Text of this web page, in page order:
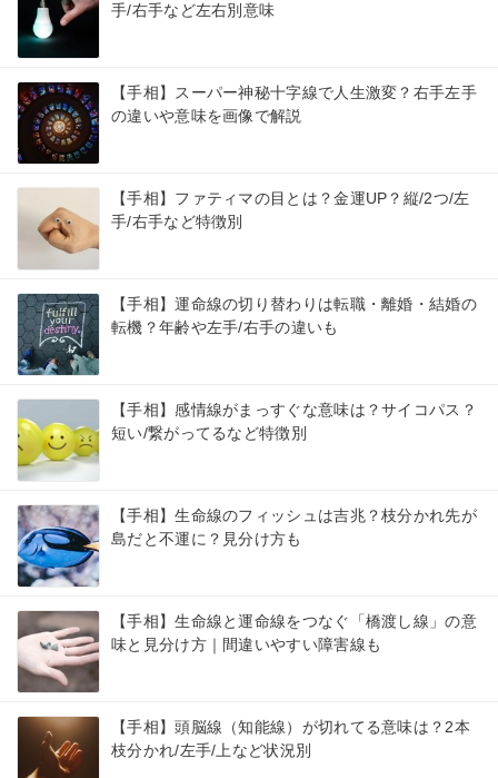
手/右手など左右別意味
【手相】スーパー神秘十字線で人生激変？右手左手
の違いや意味を画像で解説
【手相】ファティマの目とは？金運UP？縦/2つ/左
手/右手など特徴別
【手相】運命線の切り替わりは転職・離婚・結婚の
転機？年齢や左手/右手の違いも
【手相】感情線がまっすぐな意味は？サイコパス？
短い/繋がってるなど特徴別
【手相】生命線のフィッシュは吉兆？枝分かれ先が
島だと不運に？見分け方も
【手相】生命線と運命線をつなぐ「橋渡し線」の意
味と見分け方｜間違いやすい障害線も
【手相】頭脳線（知能線）が切れてる意味は？2本
枝分かれ/左手/上など状況別